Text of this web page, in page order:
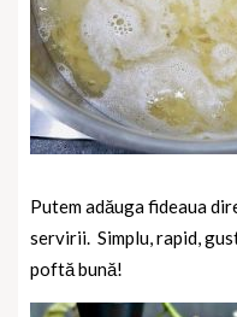
Putem adăuga fideaua
servirii. Simplu, rapid,
poftă bună!